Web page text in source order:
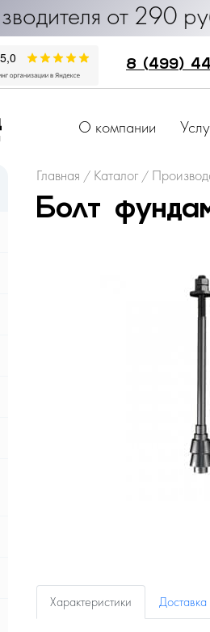
от 290 руб.
8 (499)
О компании
Главная / Каталог /
Болт
Характеристики Доставка